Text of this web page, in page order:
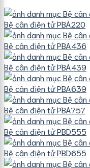
Bệ cân điện tử PBA220
Bệ cân điện tử PBA436
Bệ cân điện tử PBA439
Bệ cân điện tử PBA639
Bệ cân điện tử PBA757
Bệ cân điện tử PBD555
Bệ cân điện tử PBD655